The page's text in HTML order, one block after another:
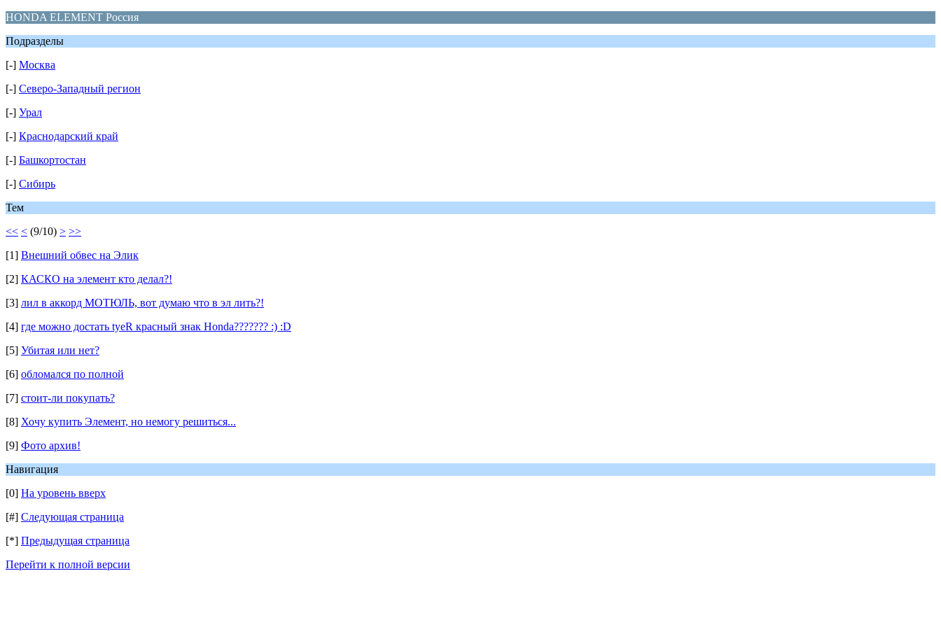
HONDA ELEMENT Россия
Подразделы
[-] Москва
[-] Северо-Западный регион
[-] Урал
[-] Краснодарский край
[-] Башкортостан
[-] Сибирь
Тем
<< < (9/10) > >>
[1] Внешний обвес на Элик
[2] КАСКО на элемент кто делал?!
[3] лил в аккорд МОТЮЛЬ, вот думаю что в эл лить?!
[4] где можно достать tyeR красный знак Honda??????? :) :D
[5] Убитая или нет?
[6] обломался по полной
[7] стоит-ли покупать?
[8] Хочу купить Элемент, но немогу решиться...
[9] Фото архив!
Навигация
[0] На уровень вверх
[#] Следующая страница
[*] Предыдущая страница
Перейти к полной версии